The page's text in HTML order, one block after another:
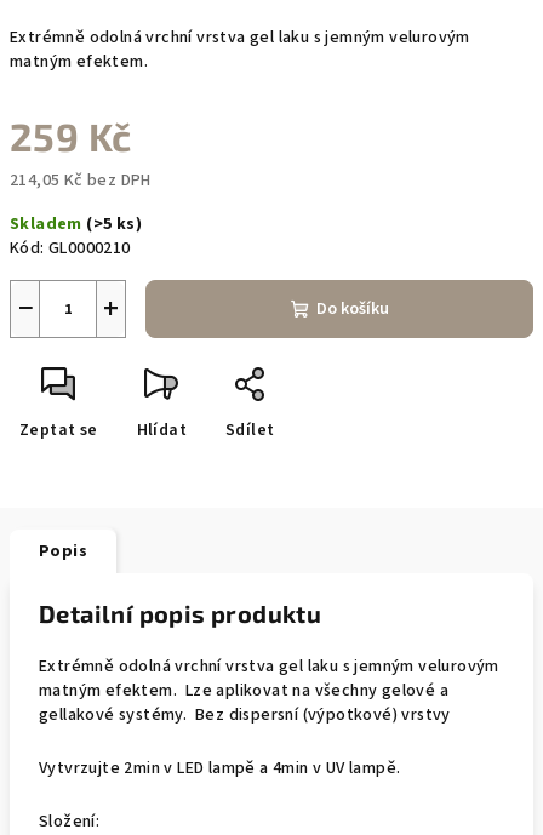
Extrémně odolná vrchní vrstva gel laku s jemným velurovým
matným efektem.
259 Kč
214,05 Kč bez DPH
cena:
Skladem (>5 ks)
Kód: GL0000210
+
− Do košíku
Zeptat se Hlídat Sdílet
Popis
Detailní popis produktu
Extrémně odolná vrchní vrstva gel laku s jemným velurovým
matným efektem. Lze aplikovat na všechny gelové a
gellakové systémy. Bez dispersní (výpotkové) vrstvy
Vytvrzujte 2min v LED lampě a 4min v UV lampě.
Složení: